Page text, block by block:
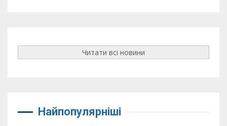
Читати всі новини
Найпопулярніші